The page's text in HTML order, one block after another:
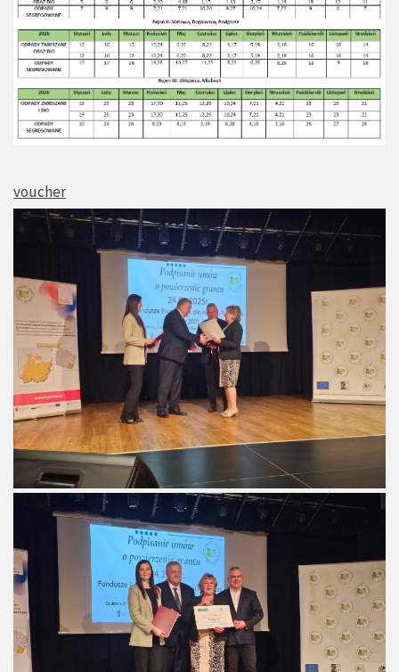
voucher